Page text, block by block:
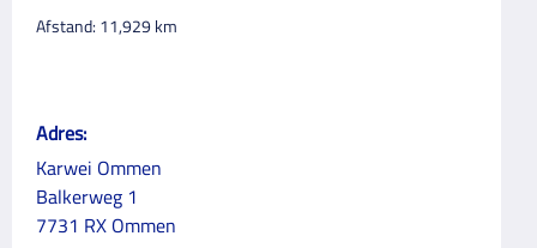
Afstand: 11,929km
Adres:
Karwei Ommen
Balkerweg 1
7731 RX Ommen